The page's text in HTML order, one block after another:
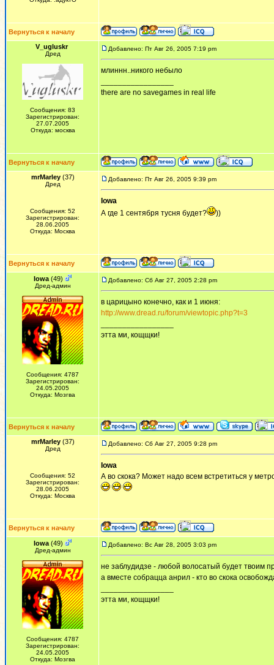
Вернуться к началу
V_ugluskr
Дред
Сообщения: 83
Зарегистрирован:
27.07.2005
Откуда: москва
Добавлено: Пт Авг 26, 2005 7:19 pm
млиннн..никого небыло
there are no savegames in real life
Вернуться к началу
mrMarley(37)
Дред
Сообщения: 52
Зарегистрирован:
28.06.2005
Откуда: Москва
Добавлено: Пт Авг 26, 2005 9:39 pm
Iowa
А где 1 сентября тусня будет?
))
Вернуться к началу
Iowa (49)
Дред-админ
Сообщения: 4787
Зарегистрирован:
24.05.2005
Откуда: Мозгва
Добавлено: Сб Авг 27, 2005 2:28 pm
в царицыно конечно, как и 1 июня:
http://www.dread.ru/forum/viewtopic.php?t=3
этта ми, кощщки!
Вернуться к началу
mrMarley(37)
Дред
Сообщения: 52
Зарегистрирован:
28.06.2005
Откуда: Москва
Добавлено: Сб Авг 27, 2005 9:28 pm
Iowa
А во скока? Может надо всем встретиться у
Вернуться к началу
Iowa (49)
Дред-админ
Сообщения: 4787
Зарегистрирован:
24.05.2005
Откуда: Мозгва
Добавлено: Вс Авг 28, 2005 3:03 pm
не заблудидзе - любой волосатый будет твоим
а вместе собрацца анрил - кто во скока
этта ми, кощщки!